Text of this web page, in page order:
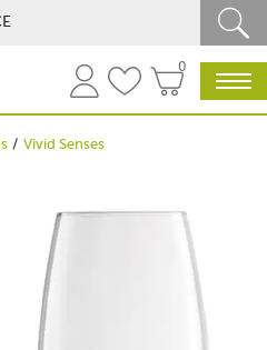
0
Vivid Senses